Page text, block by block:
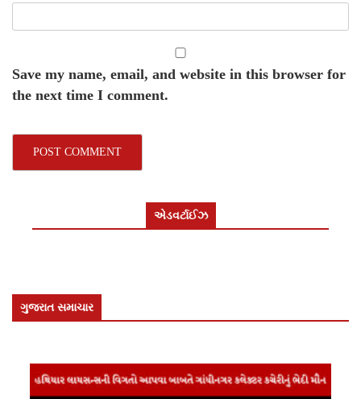
Save my name, email, and website in this browser for
the next time I comment.
એડવર્ટાઈઝ
ગુજરાત સમાચાર